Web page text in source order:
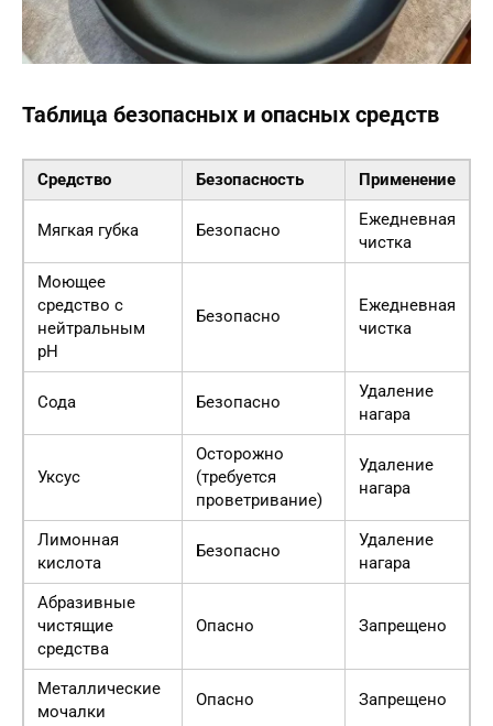
Таблица безопасных и опасных средств
Средство Безопасность Применение
Мягкая губка Безопасно
Ежедневная
чистка
Моющее
средство с
нейтральным
pH
Безопасно
Ежедневная
чистка
Сода Безопасно
Удаление
нагара
Уксус
Осторожно
(требуется
проветривание)
Удаление
нагара
Лимонная
кислота
Безопасно
Удаление
нагара
Абразивные
чистящие
средства
Опасно Запрещено
Металлические
мочалки
Опасно Запрещено